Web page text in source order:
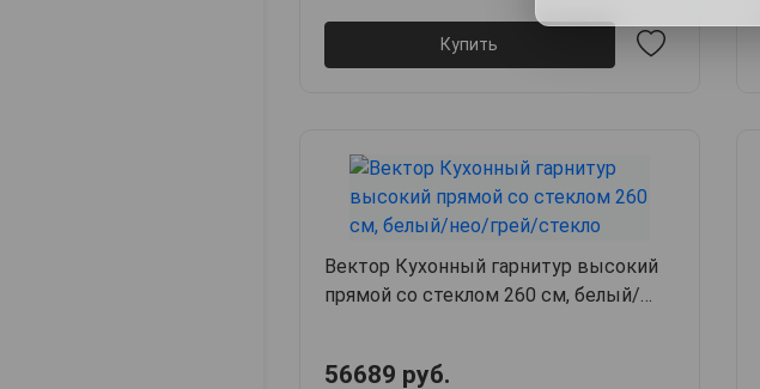
Купить
Вектор Кухонный гарнитур высокий
прямой со стеклом 260 см, белый/
56689 руб.